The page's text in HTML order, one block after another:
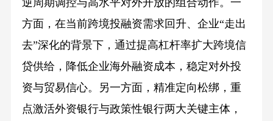
方面，在当前跨境投融资需求回升、企业“走出
去”深化的背景下，通过提高杠杆率扩大跨境信
贷供给，降低企业海外融资成本，稳定对外投
资与贸易信心。另一方面，精准定向松绑，重
点激活外资银行与政策性银行两大关键主体，